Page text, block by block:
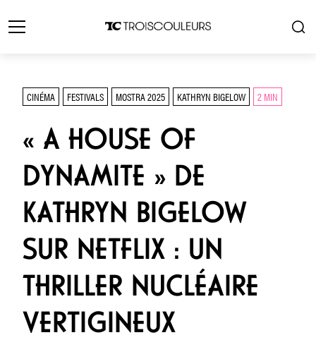
CINÉMA FESTIVALS MOSTRA 2025 KATHRYN BIGELOW 2 MIN
« A HOUSE OF
DYNAMITE » DE
KATHRYN BIGELOW
SUR NETFLIX : UN
THRILLER NUCLÉAIRE
VERTIGINEUX